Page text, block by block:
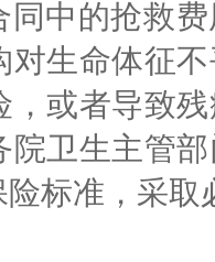
同中的抢救
对生命体征
，或者导致
院卫生主管
标准，采